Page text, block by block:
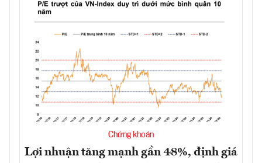
Chứng khoán
Lợi nhuận tăng mạnh gần 48%, định giá